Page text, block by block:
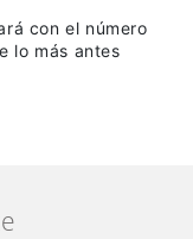
con el número
lo más antes